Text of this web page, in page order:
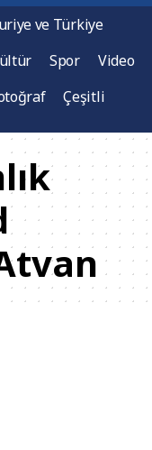
ve Türkiye
Spor
Video
Çeşitli